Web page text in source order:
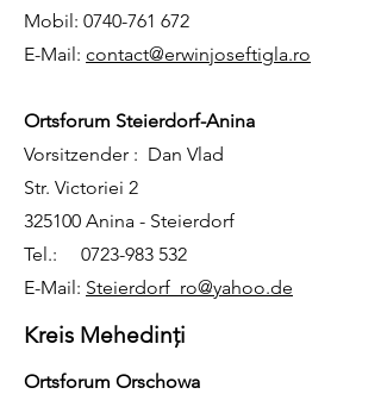
Mobil: 0740-761 672
E-Mail: contact@erwinjoseftigla.ro
Ortsforum Steierdorf-Anina
Vorsitzender : Dan Vlad
Str. Victoriei 2
325100 Anina - Steierdorf
Tel.: 0723-983 532
E-Mail: Steierdorf_ro@yahoo.de
Kreis Mehedinţi
Ortsforum Orschowa